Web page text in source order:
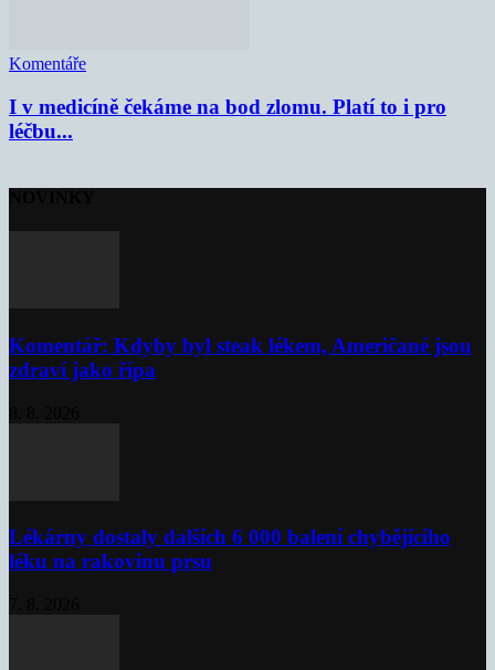
Komentáře
I v medicíně čekáme na bod zlomu. Platí to i pro
léčbu...
Komentář: Kdyby byl steak lékem, Američané jsou
zdraví jako řípa
Lékárny dostaly dalších 6 000 balení chybějícího
léku na rakovinu prsu